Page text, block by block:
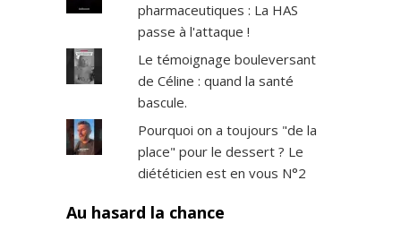
pharmaceutiques : La HAS
passe à l'attaque !
Le témoignage bouleversant
de Céline : quand la santé
bascule.
Pourquoi on a toujours "de la
place" pour le dessert ? Le
diététicien est en vous N°2
Au hasard la chance